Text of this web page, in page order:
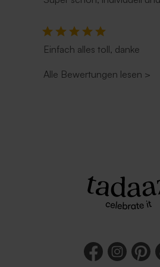
Einfach alles toll, danke
Alle Bewertungen lesen >